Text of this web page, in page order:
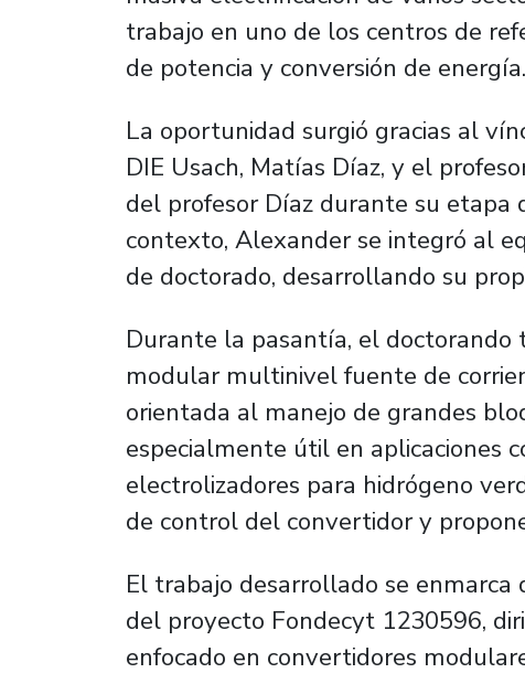
trabajo en uno de los centros de
de potencia y conversión de
La oportunidad surgió gracias al
DIE Usach, Matías Díaz, y el
del profesor Díaz durante su etapa
contexto, Alexander se integró al
de doctorado, desarrollando su
Durante la pasantía, el
modular multinivel fuente de
orientada al manejo de grandes
especialmente útil en aplicaciones
electrolizadores para hidrógeno
de control del convertidor y
El trabajo desarrollado se
del proyecto Fondecyt 1230596,
enfocado en convertidores